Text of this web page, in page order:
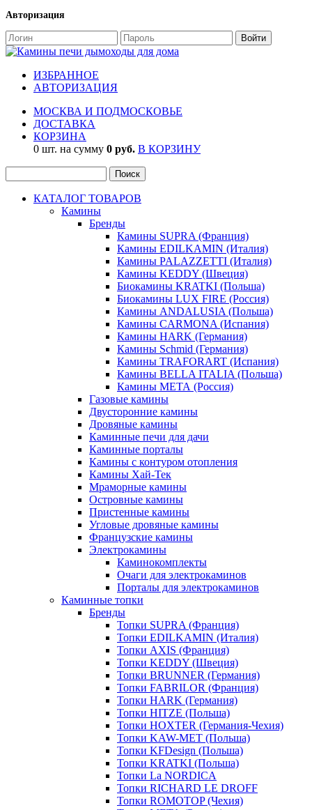
Авторизация
ИЗБРАННОЕ
АВТОРИЗАЦИЯ
МОСКВА И ПОДМОСКОВЬЕ
ДОСТАВКА
КОРЗИНА
0 шт. на сумму 0 руб. В КОРЗИНУ
КАТАЛОГ ТОВАРОВ
Камины
Бренды
Камины SUPRA (Франция)
Камины EDILKAMIN (Италия)
Камины PALAZZETTI (Италия)
Камины KEDDY (Швеция)
Биокамины KRATKI (Польша)
Биокамины LUX FIRE (Россия)
Камины ANDALUSIA (Польша)
Камины CARMONA (Испания)
Камины HARK (Германия)
Камины Schmid (Германия)
Камины TRAFORART (Испания)
Камины BELLA ITALIA (Польша)
Камины МЕТА (Россия)
Газовые камины
Двусторонние камины
Дровяные камины
Каминные печи для дачи
Каминные порталы
Камины с контуром отопления
Камины Хай-Тек
Мраморные камины
Островные камины
Пристенные камины
Угловые дровяные камины
Французские камины
Электрокамины
Каминокомплекты
Очаги для электрокаминов
Порталы для электрокаминов
Каминные топки
Бренды
Топки SUPRA (Франция)
Топки EDILKAMIN (Италия)
Топки AXIS (Франция)
Топки KEDDY (Швеция)
Топки BRUNNER (Германия)
Топки FABRILOR (Франция)
Топки HARK (Германия)
Топки HITZE (Польша)
Топки HOXTER (Германия-Чехия)
Топки KAW-MET (Польша)
Топки KFDesign (Польша)
Топки KRATKI (Польша)
Топки La NORDICA
Топки RICHARD LE DROFF
Топки ROMOTOP (Чехия)